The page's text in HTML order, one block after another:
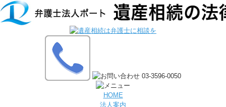
HOME
法人案内